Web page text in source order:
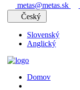
metas@metas.sk
Český
Slovenský
Anglický
Domov